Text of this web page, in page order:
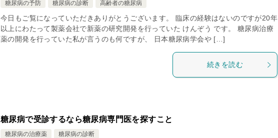
糖尿病の予防 糖尿病の診断 高齢者の糖尿病
今日もご覧になっていただきありがとうございます。 臨床の経験はないのですが20年
以上にわたって製薬会社で新薬の研究開発を行っていた けんぞう です。 糖尿病治療
薬の開発を行っていた私が言うのも何ですが、 日本糖尿病学会や […]
続きを読む
糖尿病で受診するなら糖尿病専門医を探すこと
糖尿病の治療薬 糖尿病の診断